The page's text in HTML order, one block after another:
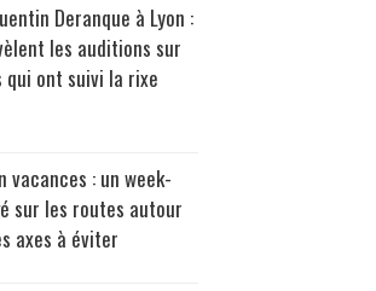
Deranque à Lyon :
les auditions sur
qui ont suivi la rixe
vacances : un week-
sur les routes autour
axes à éviter